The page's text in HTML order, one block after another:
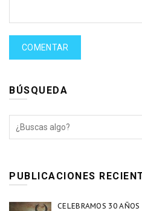
BÚSQUEDA
PUBLICACIONES
CELEBRAMOS 30